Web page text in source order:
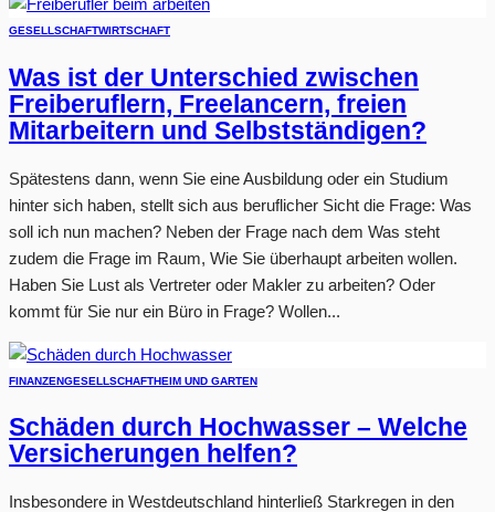
GESELLSCHAFTWIRTSCHAFT
Was ist der Unterschied zwischen
Freiberuflern, Freelancern, freien
Mitarbeitern und Selbstständigen?
Spätestens dann, wenn Sie eine Ausbildung oder ein Studium
hinter sich haben, stellt sich aus beruflicher Sicht die Frage: Was
soll ich nun machen? Neben der Frage nach dem Was steht
zudem die Frage im Raum, Wie Sie überhaupt arbeiten wollen.
Haben Sie Lust als Vertreter oder Makler zu arbeiten? Oder
kommt für Sie nur ein Büro in Frage? Wollen...
FINANZENGESELLSCHAFTHEIM UND GARTEN
Schäden durch Hochwasser – Welche
Versicherungen helfen?
Insbesondere in Westdeutschland hinterließ Starkregen in den